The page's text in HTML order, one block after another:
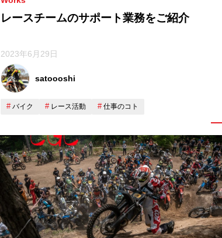
レースチームのサポート業務をご紹介
2023年6月29日
satoooshi
バイク レース活動 仕事のコト